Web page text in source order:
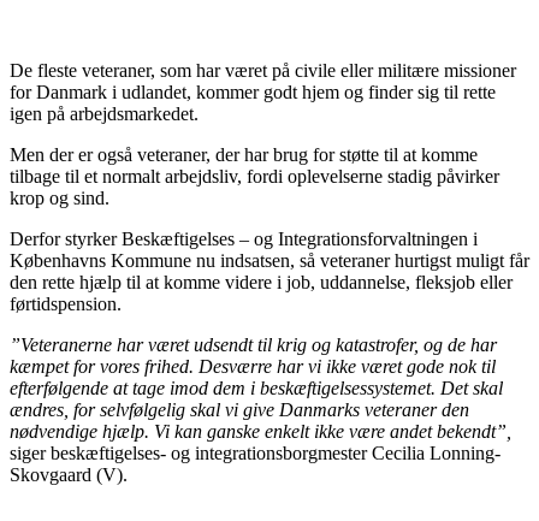
De fleste veteraner, som har været på civile eller militære missioner
for Danmark i udlandet, kommer godt hjem og finder sig til rette
igen på arbejdsmarkedet.
Men der er også veteraner, der har brug for støtte til at komme
tilbage til et normalt arbejdsliv, fordi oplevelserne stadig påvirker
krop og sind.
Derfor styrker Beskæftigelses – og Integrationsforvaltningen i
Københavns Kommune nu indsatsen, så veteraner hurtigst muligt får
den rette hjælp til at komme videre i job, uddannelse, fleksjob eller
førtidspension.
”Veteranerne har været udsendt til krig og katastrofer, og de har
kæmpet for vores frihed. Desværre har vi ikke været gode nok til
efterfølgende at tage imod dem i beskæftigelsessystemet. Det skal
ændres, for selvfølgelig skal vi give Danmarks veteraner den
nødvendige hjælp. Vi kan ganske enkelt ikke være andet bekendt”,
siger beskæftigelses- og integrationsborgmester Cecilia Lonning-
Skovgaard (V).